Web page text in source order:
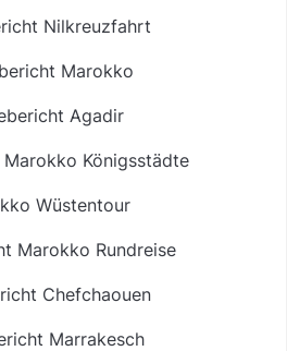
Nilkreuzfahrt
Marokko
Agadir
Marokko Königsstädte
Wüstentour
Marokko Rundreise
Chefchaouen
Marrakesch